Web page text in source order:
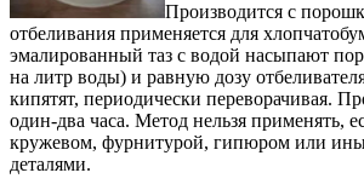
Производится с
отбеливания применяется для
эмалированный таз с водой насыпают
на литр воды) и равную дозу
кипятят, периодически переворачивая.
один-два часа. Метод нельзя применять,
кружевом, фурнитурой, гипюром или
деталями.